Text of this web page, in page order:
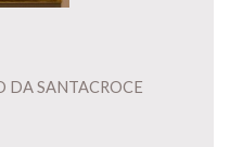
DA SANTACROCE